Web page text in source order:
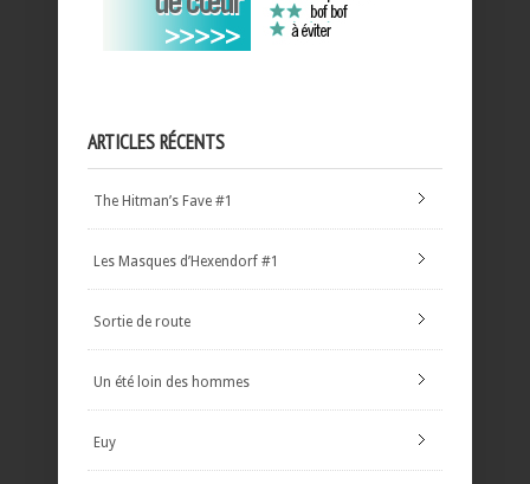
ARTICLES RÉCENTS
The Hitman’s Fave #1
Les Masques d’Hexendorf #1
Sortie de route
Un été loin des hommes
Euy